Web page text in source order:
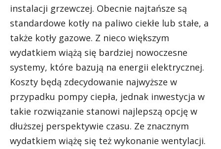
instalacji grzewczej. Obecnie najtańsze są
standardowe kotły na paliwo ciekłe lub stałe, a
także kotły gazowe. Z nieco większym
wydatkiem wiążą się bardziej nowoczesne
systemy, które bazują na energii elektrycznej.
Koszty będą zdecydowanie najwyższe w
przypadku pompy ciepła, jednak inwestycja w
takie rozwiązanie stanowi najlepszą opcję w
dłuższej perspektywie czasu. Ze znacznym
wydatkiem wiążę się też wykonanie wentylacji.